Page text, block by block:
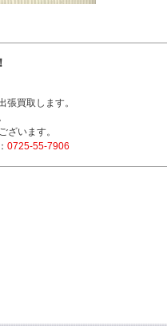
買取します。
ざいます。
0725-55-7906